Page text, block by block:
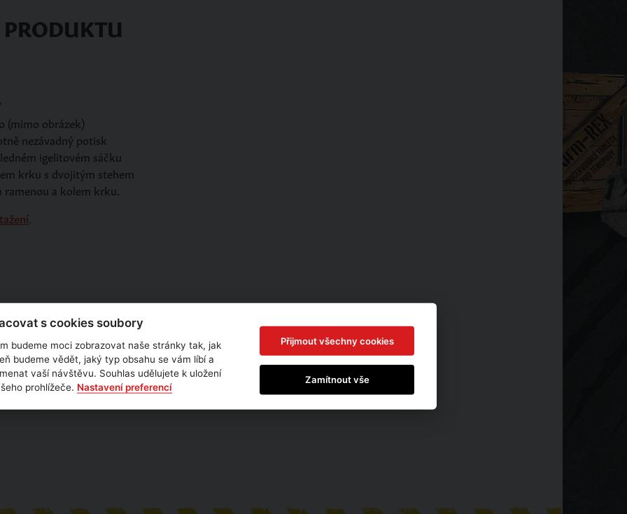
(mimo obrázek)
nezávadný potisk
igelitovém sáčku
krku s dvojitým stehem
ramenou a kolem krku.
s cookies soubory
budeme moci zobrazovat naše stránky tak, jak
budeme vědět, jaký typ obsahu se vám líbí a
vaší návštěvu. Souhlas udělujete k uložení
prohlížeče. Nastavení preferencí
Přijmout všechny cookies
Zamítnout vše